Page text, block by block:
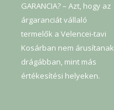
GARANCIA? – Azt, hogy az
árgaranciát vállaló
termelők a Velencei-tavi
Kosárban nem árusítanak
drágábban, mint más
értékesítési helyeken.